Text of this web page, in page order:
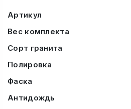
Артикул
Вес комплекта
Сорт гранита
Полировка
Фаска
Антидождь